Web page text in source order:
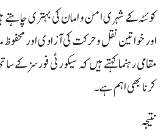
کوئٹہ کے شہری امن و امان کی بہتری چاہتے
اور خواتین نقل و حرکت کی آزادی اور محفوظ
مقامی رہنما کہتے ہیں کہ سیکورٹی فورسز کے
کرنا بھی اہم ہے۔
نتیجہ